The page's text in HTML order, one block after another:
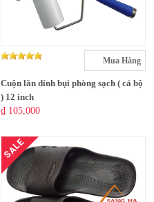
Mua Hàng
Cuộn lăn dính bụi phòng sạch ( cả bộ
) 12 inch
₫ 105,000
SALE